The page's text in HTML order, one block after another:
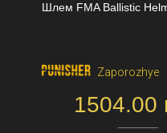
Шлем FMA Ballistic
Zaporozhye
1504.00